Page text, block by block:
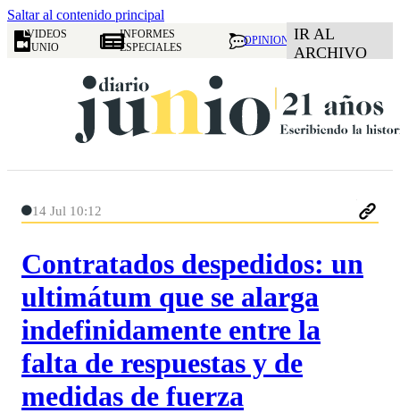
Saltar al contenido principal
VIDEOS
JUNIO
INFORMES
ESPECIALES
OPINION IR AL
ARCHIVO
14 Jul 10:12
Contratados despedidos: un
ultimátum que se alarga
indefinidamente entre la
falta de respuestas y de
medidas de fuerza